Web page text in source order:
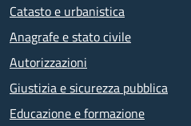
Catasto e urbanistica
Anagrafe e stato civile
Autorizzazioni
Giustizia e sicurezza pubblica
Educazione e formazione